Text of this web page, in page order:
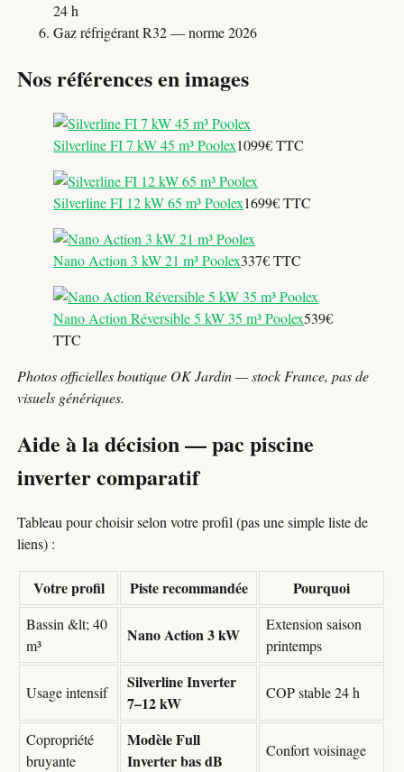
24 h
Gaz réfrigérant R32 — norme 2026
Nos références en images
Silverline FI 7 kW 45 m³ Poolex1099€ TTC
Silverline FI 12 kW 65 m³ Poolex1699€ TTC
Nano Action 3 kW 21 m³ Poolex337€ TTC
Nano Action Réversible 5 kW 35 m³ Poolex539€
TTC
Photos officielles boutique OK Jardin — stock France, pas de
visuels génériques.
Aide à la décision — pac piscine
inverter comparatif
Tableau pour choisir selon votre profil (pas une simple liste de
liens) :
Votre profil Piste recommandée Pourquoi
Bassin &lt; 40
m³
Nano Action 3 kW
Extension saison
printemps
Usage intensif
Silverline Inverter
7–12 kW
COP stable 24 h
Copropriété
bruyante
Modèle Full
Inverter bas dB
Confort voisinage